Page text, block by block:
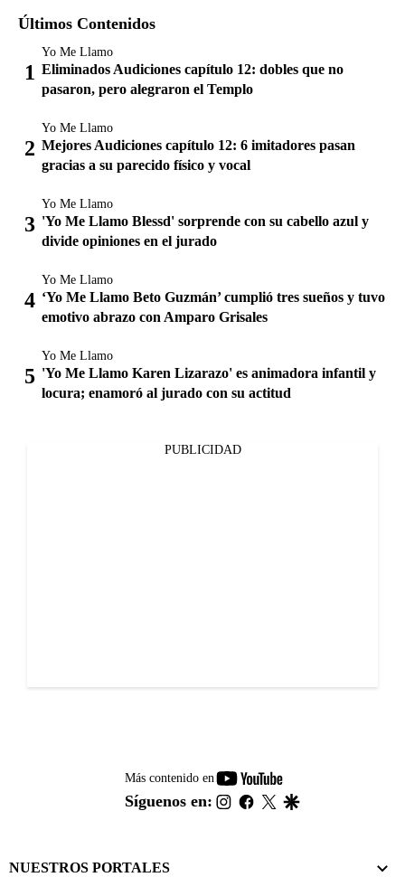
Últimos Contenidos
Yo Me Llamo
Eliminados Audiciones capítulo 12: dobles que no
pasaron, pero alegraron el Templo
Yo Me Llamo
Mejores Audiciones capítulo 12: 6 imitadores pasan
gracias a su parecido físico y vocal
Yo Me Llamo
'Yo Me Llamo Blessd' sorprende con su cabello azul y
divide opiniones en el jurado
Yo Me Llamo
‘Yo Me Llamo Beto Guzmán’ cumplió tres sueños y tuvo
emotivo abrazo con Amparo Grisales
Yo Me Llamo
'Yo Me Llamo Karen Lizarazo' es animadora infantil y
locura; enamoró al jurado con su actitud
PUBLICIDAD
Más contenido en
youtube-
footer
Síguenos en: instagram
facebook
twitter
NUESTROS PORTALES